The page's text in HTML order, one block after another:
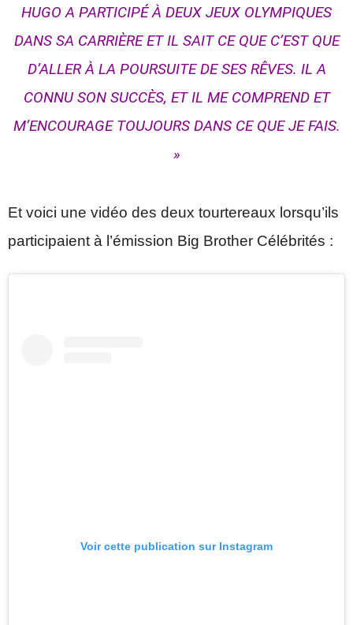
HUGO A PARTICIPÉ À DEUX JEUX OLYMPIQUES
DANS SA CARRIÈRE ET IL SAIT CE QUE C’EST QUE
D’ALLER À LA POURSUITE DE SES RÊVES. IL A
CONNU SON SUCCÈS, ET IL ME COMPREND ET
M’ENCOURAGE TOUJOURS DANS CE QUE JE FAIS.
»
Et voici une vidéo des deux tourtereaux lorsqu’ils
participaient à l’émission Big Brother Célébrités :
Voir cette publication sur Instagram